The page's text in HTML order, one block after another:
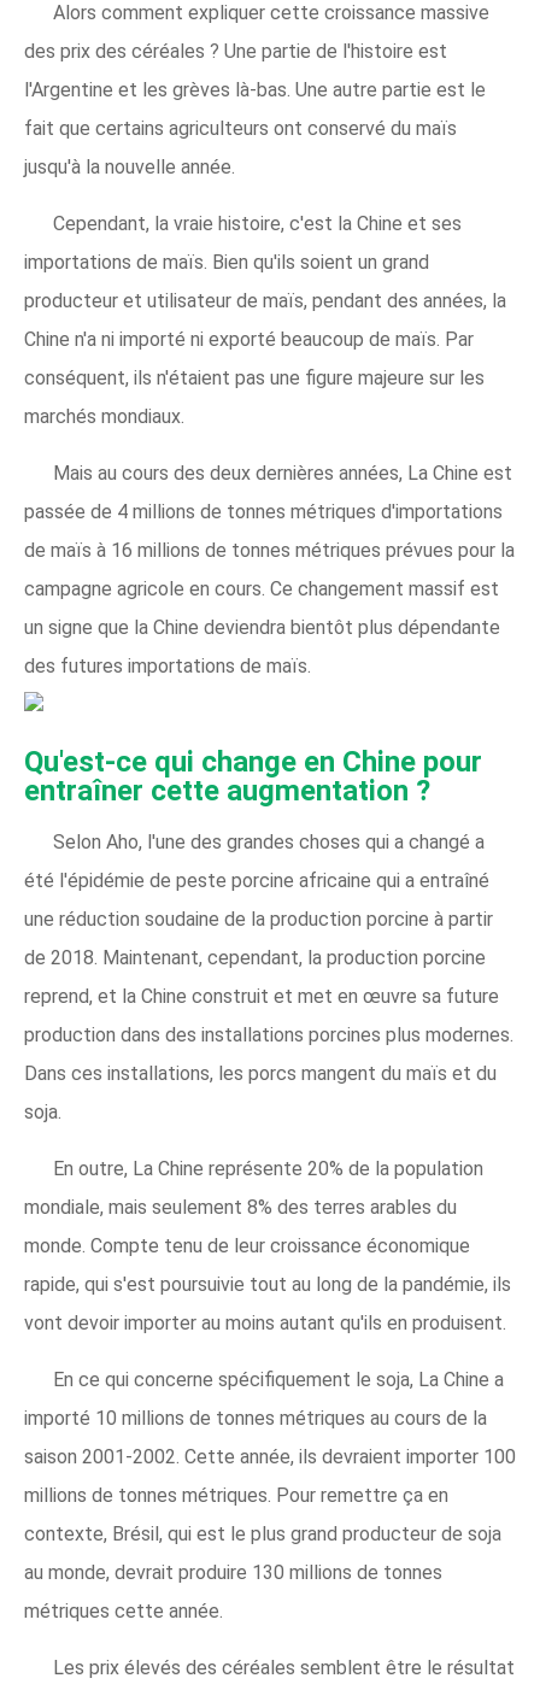
Alors comment expliquer cette croissance massive
des prix des céréales ? Une partie de l'histoire est
l'Argentine et les grèves là-bas. Une autre partie est le
fait que certains agriculteurs ont conservé du maïs
jusqu'à la nouvelle année.
Cependant, la vraie histoire, c'est la Chine et ses
importations de maïs. Bien qu'ils soient un grand
producteur et utilisateur de maïs, pendant des années, la
Chine n'a ni importé ni exporté beaucoup de maïs. Par
conséquent, ils n'étaient pas une figure majeure sur les
marchés mondiaux.
Mais au cours des deux dernières années, La Chine est
passée de 4 millions de tonnes métriques d'importations
de maïs à 16 millions de tonnes métriques prévues pour la
campagne agricole en cours. Ce changement massif est
un signe que la Chine deviendra bientôt plus dépendante
des futures importations de maïs.
Qu'est-ce qui change en Chine pour
entraîner cette augmentation ?
Selon Aho, l'une des grandes choses qui a changé a
été l'épidémie de peste porcine africaine qui a entraîné
une réduction soudaine de la production porcine à partir
de 2018. Maintenant, cependant, la production porcine
reprend, et la Chine construit et met en œuvre sa future
production dans des installations porcines plus modernes.
Dans ces installations, les porcs mangent du maïs et du
soja.
En outre, La Chine représente 20% de la population
mondiale, mais seulement 8% des terres arables du
monde. Compte tenu de leur croissance économique
rapide, qui s'est poursuivie tout au long de la pandémie, ils
vont devoir importer au moins autant qu'ils en produisent.
En ce qui concerne spécifiquement le soja, La Chine a
importé 10 millions de tonnes métriques au cours de la
saison 2001-2002. Cette année, ils devraient importer 100
millions de tonnes métriques. Pour remettre ça en
contexte, Brésil, qui est le plus grand producteur de soja
au monde, devrait produire 130 millions de tonnes
métriques cette année.
Les prix élevés des céréales semblent être le résultat